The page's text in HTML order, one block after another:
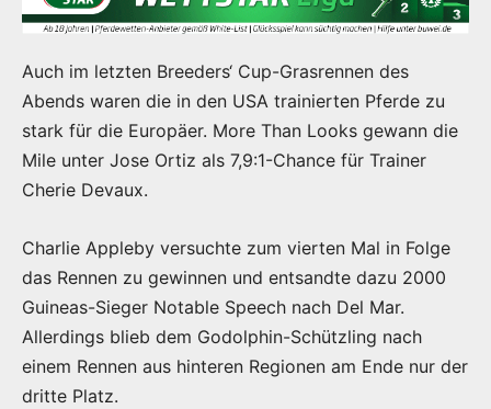
Auch im letzten Breeders‘ Cup-Grasrennen des
Abends waren die in den USA trainierten Pferde zu
stark für die Europäer. More Than Looks gewann die
Mile unter Jose Ortiz als 7,9:1-Chance für Trainer
Cherie Devaux.
Charlie Appleby versuchte zum vierten Mal in Folge
das Rennen zu gewinnen und entsandte dazu 2000
Guineas-Sieger Notable Speech nach Del Mar.
Allerdings blieb dem Godolphin-Schützling nach
einem Rennen aus hinteren Regionen am Ende nur der
dritte Platz.